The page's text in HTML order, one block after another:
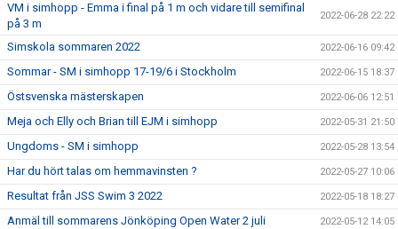
VM i simhopp - Emma i final på 1 m och vidare till semifinal
på 3 m
2022-06-28 22:22
Simskola sommaren 2022 2022-06-16 09:42
Sommar - SM i simhopp 17-19/6 i Stockholm 2022-06-15 18:37
Östsvenska mästerskapen 2022-06-06 12:51
Meja och Elly och Brian till EJM i simhopp 2022-05-31 21:50
Ungdoms - SM i simhopp 2022-05-28 13:54
Har du hört talas om hemmavinsten ? 2022-05-27 10:06
Resultat från JSS Swim 3 2022 2022-05-18 18:27
Anmäl till sommarens Jönköping Open Water 2 juli 2022-05-12 14:05